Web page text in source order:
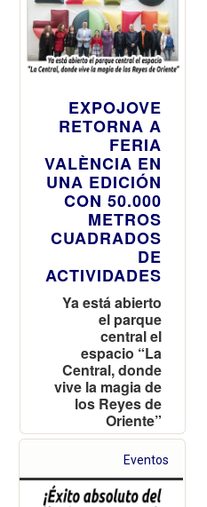
EXPOJOVE
RETORNA A
FERIA
VALÈNCIA EN
UNA EDICIÓN
CON 50.000
METROS
CUADRADOS
DE
ACTIVIDADES
Ya está abierto
el parque
central el
espacio “La
Central, donde
vive la magia de
los Reyes de
Oriente”
Eventos